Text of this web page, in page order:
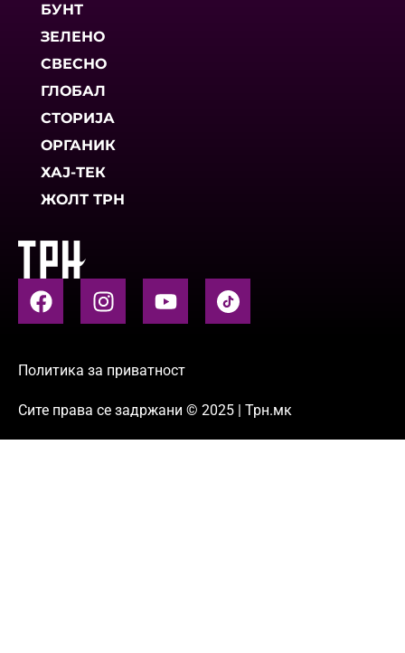
БУНТ
ЗЕЛЕНО
СВЕСНО
ГЛОБАЛ
СТОРИЈА
ОРГАНИК
ХАЈ-ТЕК
ЖОЛТ ТРН
Политика за приватност
Сите права се задржани © 2025 | Трн.мк